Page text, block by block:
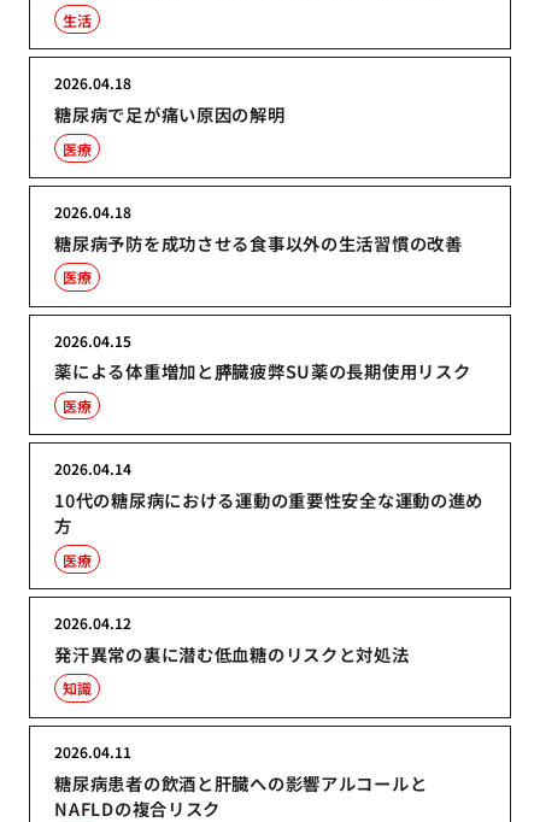
生活
糖尿病で足が痛い原因の解明
2026.04.18
医療
糖尿病予防を成功させる食事以外の生活習慣の改善
2026.04.18
医療
薬による体重増加と膵臓疲弊SU薬の長期使用リスク
2026.04.15
医療
10代の糖尿病における運動の重要性安全な運動の進め
方
2026.04.14
医療
発汗異常の裏に潜む低血糖のリスクと対処法
2026.04.12
知識
糖尿病患者の飲酒と肝臓への影響アルコールと
NAFLDの複合リスク
2026.04.11